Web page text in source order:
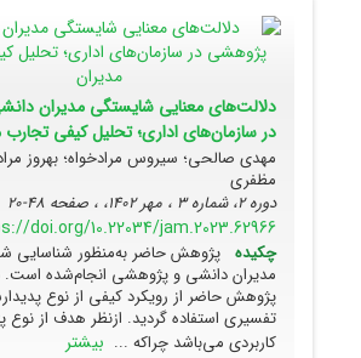
دلالت‌های معنایی شایستگی مدیران
در سازمان‌های اداری؛ تحلیل کیفی تجارب
مهدی صالحی؛ سیروس مرادخواه؛ بهروز
مظفری
دوره 2، شماره 3 ، مهر 1402، ، صفحه
48-20
doi.org/10.22034/jam.2023.62966
چکیده پژوهش حاضر به‌منظور شناسایی
مدیران دانشی و پژوهشی انجام‌شده است.
پژوهش حاضر از رویکرد کیفی از نوع
تفسیری استفاده گردید. ازنظر هدف از
کاربردی می‌باشد چراکه ... بیشتر